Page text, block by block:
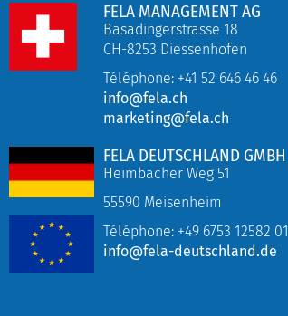
FELA MANAGEMENT AG
Basadingerstrasse 18
CH-8253 Diessenhofen
Téléphone: +41 52 646 46 46
info@fela.ch
marketing@fela.ch
FELA DEUTSCHLAND GMBH
Heimbacher Weg 51
55590 Meisenheim
Téléphone: +49 6753 12582 01
info@fela-deutschland.de